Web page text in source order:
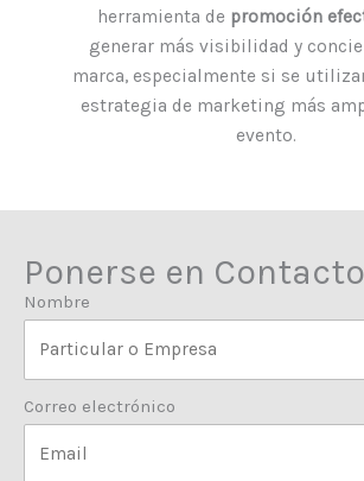
herramienta de promoción
generar más visibilidad y
marca, especialmente si se
estrategia de marketing más
evento.
Ponerse en Contacto
Nombre
Correo electrónico